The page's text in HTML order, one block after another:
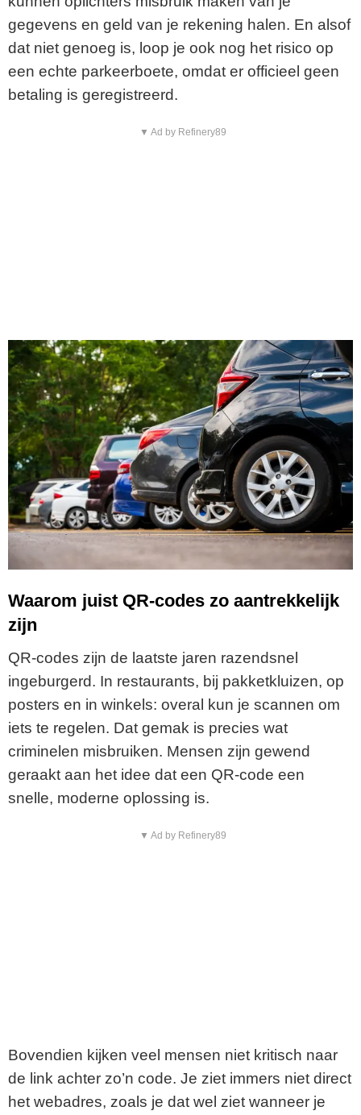
gegevens en geld van je rekening halen. En alsof
dat niet genoeg is, loop je ook nog het risico op
een echte parkeerboete, omdat er officieel geen
betaling is geregistreerd.
▼ Ad by Refinery89
Waarom juist QR-codes zo aantrekkelijk
zijn
QR-codes zijn de laatste jaren razendsnel
ingeburgerd. In restaurants, bij pakketkluizen, op
posters en in winkels: overal kun je scannen om
iets te regelen. Dat gemak is precies wat
criminelen misbruiken. Mensen zijn gewend
geraakt aan het idee dat een QR-code een
snelle, moderne oplossing is.
▼ Ad by Refinery89
Bovendien kijken veel mensen niet kritisch naar
de link achter zo’n code. Je ziet immers niet direct
het webadres, zoals je dat wel ziet wanneer je